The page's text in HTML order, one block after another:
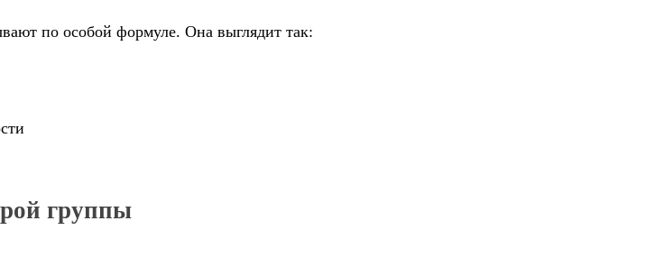
по особой формуле. Она выглядит так:
группы